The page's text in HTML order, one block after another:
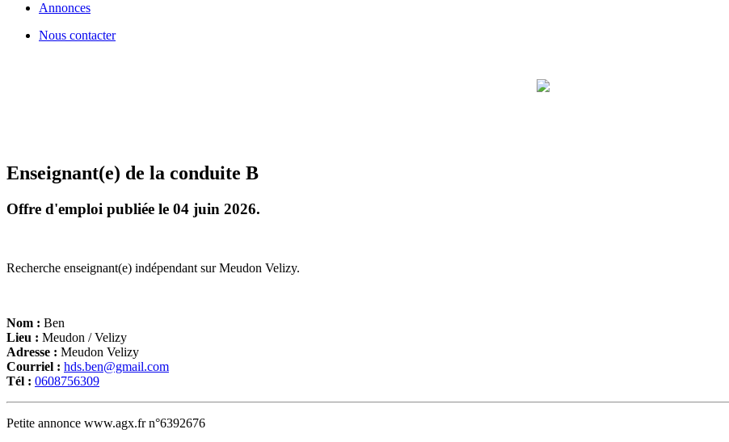
Annonces
Nous contacter
Enseignant(e) de la conduite B
Offre d'emploi publiée le 04 juin 2026.
Recherche enseignant(e) indépendant sur Meudon Velizy.
Nom : Ben
Lieu : Meudon / Velizy
Adresse : Meudon Velizy
Courriel : hds.ben@gmail.com
Tél : 0608756309
Petite annonce www.agx.fr n°6392676